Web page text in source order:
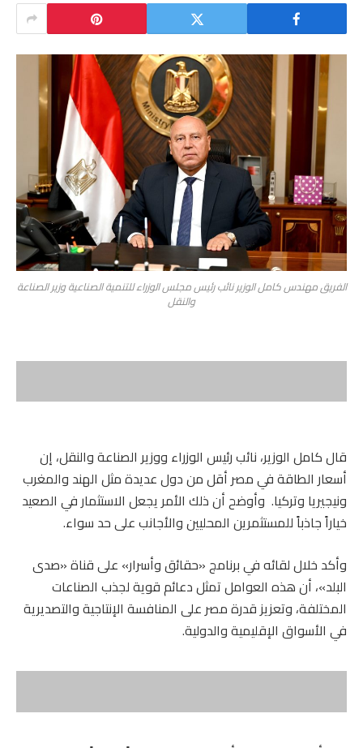
الفريق مهندس كامل الوزير نائب رئيس مجلس الوزراء للتنمية الصناعية وزير الصناعة
والنقل
قال كامل الوزير، نائب رئيس الوزراء ووزير الصناعة والنقل، إن
أسعار الطاقة في مصر أقل من دول عديدة مثل الهند والمغرب
ونيجيريا وتركيا. وأوضح أن ذلك الأمر يجعل الاستثمار في الصعيد
خياراً جاذباً للمستثمرين المحليين والأجانب على حد سواء.
وأكد خلال لقائه في برنامج «حقائق وأسرار» على قناة «صدى
البلد»، أن هذه العوامل تمثل دعائم قوية لجذب الصناعات
المختلفة، وتعزيز قدرة مصر على المنافسة الإنتاجية والتصديرية
في الأسواق الإقليمية والدولية.